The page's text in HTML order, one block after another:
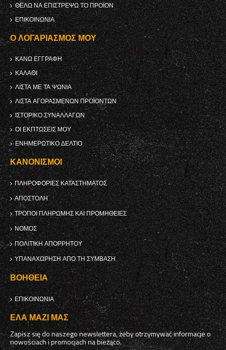
ΘΈΛΩ ΝΑ ΕΠΙΣΤΡΈΨΩ ΤΟ ΠΡΟΪΌΝ
ΕΠΙΚΟΙΝΩΝΊΑ
Ο ΛΟΓΑΡΙΑΣΜΌΣ ΜΟΥ
ΚΑΝΩ ΕΓΓΡΑΦΗ
ΚΑΛΆΘΙ
ΛΊΣΤΑ ΜΕ ΤΑ ΨΏΝΙΑ
ΛΊΣΤΑ ΑΓΟΡΑΣΜΈΝΩΝ ΠΡΟΪΌΝΤΩΝ
ΙΣΤΟΡΙΚΌ ΣΥΝΑΛΛΑΓΏΝ
ΟΙ ΕΚΠΤΏΣΕΙΣ ΜΟΥ
ΕΝΗΜΕΡΩΤΙΚΌ ΔΕΛΤΊΟ
ΚΑΝΟΝΙΣΜΟΊ
ΠΛΗΡΟΦΟΡΊΕΣ ΚΑΤΑΣΤΉΜΑΤΟΣ
ΑΠΟΣΤΟΛΉ
ΤΡΌΠΟΙ ΠΛΗΡΩΜΉΣ ΚΑΙ ΠΡΟΜΉΘΕΙΕΣ
ΝΌΜΟΣ
ΠΟΛΙΤΙΚΉ ΑΠΟΡΡΉΤΟΥ
ΥΠΑΝΑΧΏΡΗΣΗ ΑΠΌ ΤΗ ΣΎΜΒΑΣΗ
ΒΟΉΘΕΙΑ
ΕΠΙΚΟΙΝΩΝΊΑ
ΈΛΑ ΜΑΖΊ ΜΑΣ
Zapisz się do naszego newslettera, żeby otrzymywać informacje o
nowościach i promocjach na bieżąco.